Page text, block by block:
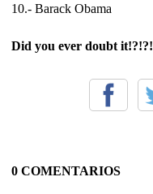
10.- Barack Obama
Did you ever doubt it!?!?!
0 COMENTARIOS